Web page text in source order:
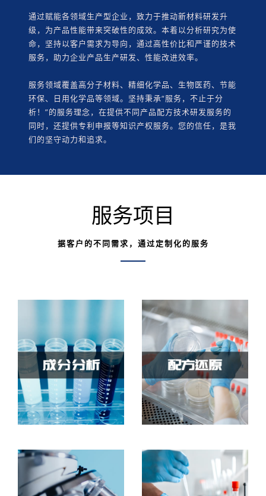
通过赋能各领域生产型企业，致力于推动新材料研发升
级，为产品性能带来突破性的成效。本着以分析研究为使
命，坚持以客户需求为导向，通过高性价比和严谨的技术
服务，助力企业产品生产研发、性能改进效率。
服务领域覆盖高分子材料、精细化学品、生物医药、节能
环保、日用化学品等领域。坚持秉承“服务，不止于分
析！”的服务理念，在提供不同产品配方技术研发服务的
同时，还提供专利申报等知识产权服务。您的信任，是我
们的坚守动力和追求。
服务项目
据客户的不同需求，通过定制化的服务
成分分析
提供各类配方分析、成
分检测、性能改进、工
业诊断、未知物分析、
异物分析等。
配方还原
对未知物质样品进行定
性和定量的测试分析，
从而逆向还原样品基础
配方获得数据过程。
失效分析 仪器测试